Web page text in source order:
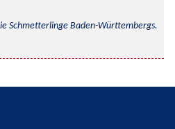
Schmetterlinge Baden-Württembergs.